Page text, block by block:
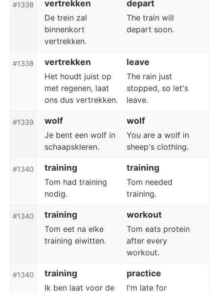
#1338 vertrekken depart
De trein zal
binnenkort
vertrekken.
The train will
depart soon.
#1338 vertrekken leave
Het houdt juist op
met regenen, laat
ons dus vertrekken.
The rain just
stopped, so let's
leave.
#1339 wolf wolf
Je bent een wolf in
schaapskleren.
You are a wolf in
sheep's clothing.
#1340 training training
Tom had training
nodig.
Tom needed
training.
#1340 training workout
Tom eet na elke
training eiwitten.
Tom eats protein
after every
workout.
#1340 training practice
Ik ben laat voor de
I'm late for